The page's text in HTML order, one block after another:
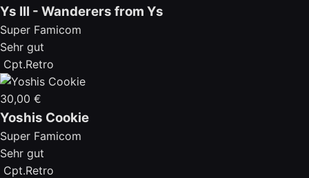
Ys III - Wanderers from Ys
Super Famicom
Sehr gut
Cpt.Retro
30,00 €
Yoshis Cookie
Super Famicom
Sehr gut
Cpt.Retro